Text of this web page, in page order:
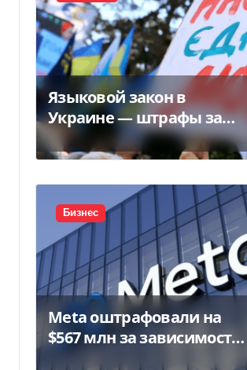
Языковой закон в
Украине — штрафы за
нарушение вырастут до
170 тысяч
Бизнес
Meta оштрафовали на
$567 млн за зависимость
у подростков